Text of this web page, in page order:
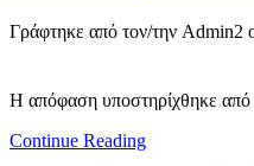
Γράφτηκε από τον/την Admin2
Η απόφαση υποστηρίχθηκε από
Continue Reading